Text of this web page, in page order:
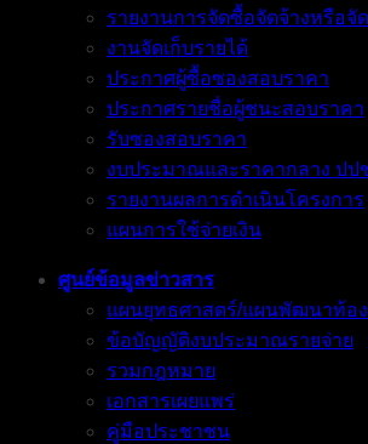
รายงานการจัดซื้อจัดจ้างหรือจั
งานจัดเก็บรายได้
ประกาศผู้ซื้อซองสอบราคา
ประกาศรายชื่อผู้ชนะสอบราคา
รับซองสอบราคา
งบประมาณและราคากลาง ปป
รายงานผลการดำเนินโครงการ
แผนการใช้จ่ายเงิน
ศูนย์ข้อมูลข่าวสาร
แผนยุทธศาสตร์/แผนพัฒนาท้อ
ข้อบัญญัติงบประมาณรายจ่าย
รวมกฎหมาย
เอกสารเผยแพร่
คู่มือประชาชน